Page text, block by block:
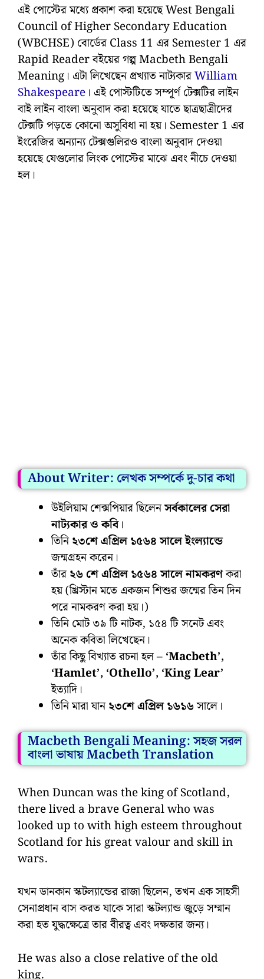
এই পোস্টের মধ্যে প্রকাশ করা হয়েছে West Bengali
Council of Higher Secondary Education
(WBCHSE) বোর্ডের Class 11 এর Semester 1 এর
Rapid Reader বইয়ের গল্প Macbeth Bengali
Meaning। এটা লিখেছেন প্রখ্যাত নাট্যকারWilliam
Shakespeare। এই পোস্টটিতে সম্পূর্ণ টেক্সটির লাইন
বাই লাইন বাংলা অনুবাদ করা হয়েছে যাতে ছাত্রছাত্রীদের
টেক্সটি পড়তে কোনো অসুবিধা না হয়। Semester 1 এর
ইংরেজির অন্যান্য টেক্সগুলিরও বাংলা অনুবাদ দেওয়া
হয়েছে যেগুলোর লিংক পোস্টের মাঝে এবং নীচে দেওয়া
হল।
About Writer: লেখক সম্পর্কে দু-চার কথা
উইলিয়াম শেক্সপিয়ার ছিলেনসর্বকালের সেরা
নাট্যকার ও কবি।
তিনি২৩শে এপ্রিল ১৫৬৪ সালে ইংল্যান্ডে
জন্মগ্রহন করেন।
তাঁর২৬ শে এপ্রিল ১৫৬৪ সালে নামকরণকরা
হয় (খ্রিস্টান মতে একজন শিশুর জন্মের তিন দিন
পরে নামকরণ করা হয়।)
তিনি মোট ৩৯ টি নাটক, ১৫৪ টি সনেট এবং
অনেক কবিতা লিখেছেন।
তাঁর কিছু বিখ্যাত রচনা হল –‘Macbeth’,
‘Hamlet’, ‘Othello’, ‘King Lear’
ইত্যাদি।
তিনি মারা যান২৩শে এপ্রিল ১৬১৬সালে।
Macbeth Bengali Meaning: সহজ সরল
বাংলা ভাষায় Macbeth Translation
When Duncan was the king of Scotland,
there lived a brave General who was
looked up to with high esteem throughout
Scotland for his great valour and skill in
wars.
যখন ডানকান স্কটল্যান্ডের রাজা ছিলেন, তখন এক সাহসী
সেনাপ্রধান বাস করত যাকে সারা স্কটল্যান্ড জুড়ে সম্মান
করা হত যুদ্ধক্ষেত্রে তার বীরত্ব এবং দক্ষতার জন্য।
He was also a close relative of the old
king.